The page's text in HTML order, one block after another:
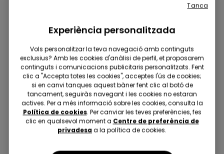
Experiència personalitzada
Vols personalitzar la teva navegació amb continguts
exclusius? Amb les cookies d'anàlisi de perfil, et proposarem
continguts i comunicacions publicitaris personalitzats. Fent
clic a "Accepta totes les cookies", acceptes l'ús de cookies;
si en canvi tanques aquest bàner fent clic al botó de
tancament, seguiràs navegant i les cookies no estaran
actives. Per a més informació sobre les cookies, consulta la
Política de cookies. Per canviar les teves preferències, fes
clic en qualsevol moment a Centre de preferència de
privadesa a la política de cookies.
Tanca